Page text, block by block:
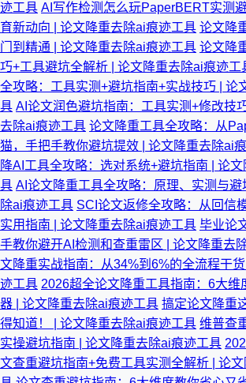
迹工具 AI写作检测怎么玩PaperBERT实测
育新动向 | 论文降重去除ai痕迹工具 论文降
门到精通 | 论文降重去除ai痕迹工具 论文降
巧+工具避坑全解析 | 论文降重去除ai痕迹工
全攻略：工具实测+避坑指南+实战技巧 | 论
具 AI论文润色避坑指南：工具实测+修改技
去除ai痕迹工具 论文降重工具全攻略：从
猫，手把手教你避坑提效 | 论文降重去除ai
降AI工具全攻略：选对系统+避坑指南 | 论
具 AI论文降重工具全攻略：原理、实测与
除ai痕迹工具 SCI论文返修全攻略：从回信
实用指南 | 论文降重去除ai痕迹工具 毕业论
手教你避开AI检测和查重雷区 | 论文降重去
文降重实战指南：从34%到6%的全流程干
迹工具 2026超全论文降重工具指南：6大维
器 | 论文降重去除ai痕迹工具 搞定论文降重
得知道！ | 论文降重去除ai痕迹工具 维普查
实操避坑指南 | 论文降重去除ai痕迹工具
文查重避坑指南+免费工具实测全解析 | 论